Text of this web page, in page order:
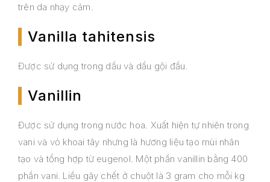
trên da nhạy cảm.
Vanilla tahitensis
Được sử dụng trong dầu và dầu gội đầu.
Vanillin
Được sử dụng trong nước hoa. Xuất hiện tự nhiên trong
vani và vỏ khoai tây nhưng là hương liệu tạo mùi nhân
tạo và tổng hợp từ eugenol. Một phần vanillin bằng 400
phần vani. Liều gây chết ở chuột là 3 gram cho mỗi kg